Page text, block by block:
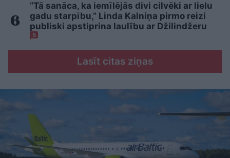
“Tā sanāca, ka iemīlējās divi cilvēki ar lielu
gadu starpību,” Linda Kalniņa pirmo reizi
publiski apstiprina laulību ar Džilindžeru
5
Lasīt citas ziņas